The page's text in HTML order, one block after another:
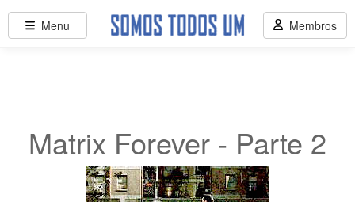
Matrix Forever - Parte 2
Menu Membros